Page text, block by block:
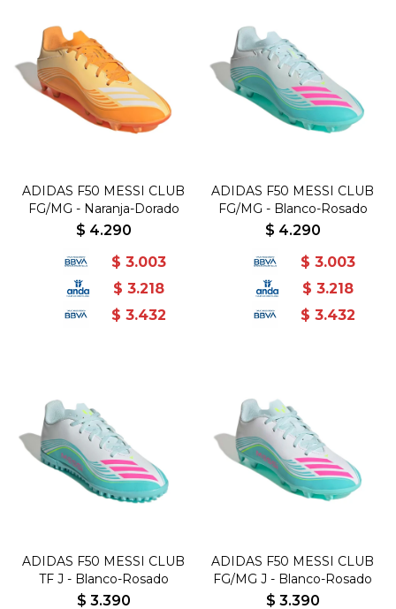
ADIDAS F50 MESSI CLUB
FG/MG - Naranja-Dorado
$ 4.290
$ 3.003
$ 3.218
$ 3.432
ADIDAS F50 MESSI CLUB
FG/MG - Blanco-Rosado
$ 4.290
$ 3.003
$ 3.218
$ 3.432
ADIDAS F50 MESSI CLUB
TF J - Blanco-Rosado
$ 3.390
ADIDAS F50 MESSI CLUB
FG/MG J - Blanco-Rosado
$ 3.390